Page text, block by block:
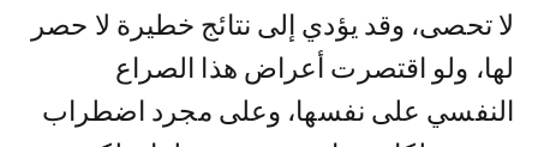
لا تحصى، وقد يؤدي إلى نتائج خطيرة لا حصر
لها، ولو اقتصرت أعراض هذا الصراع
النفسي على نفسها، وعلى مجرد اضطراب